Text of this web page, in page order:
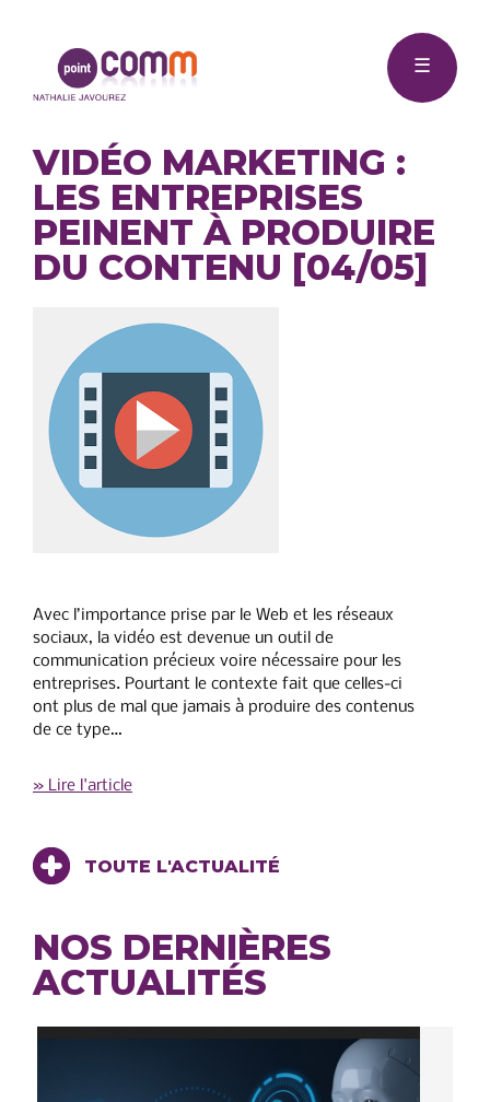
Point
☰
VIDÉO MARKETING :
LES ENTREPRISES
PEINENT À PRODUIRE
DU CONTENU [04/05]
Avec l’importance prise par le Web et les réseaux
sociaux, la vidéo est devenue un outil de
communication précieux voire nécessaire pour les
entreprises. Pourtant le contexte fait que celles-ci
ont plus de mal que jamais à produire des contenus
de ce type…
» Lire l'article
TOUTE L'ACTUALITÉ
NOS DERNIÈRES
ACTUALITÉS